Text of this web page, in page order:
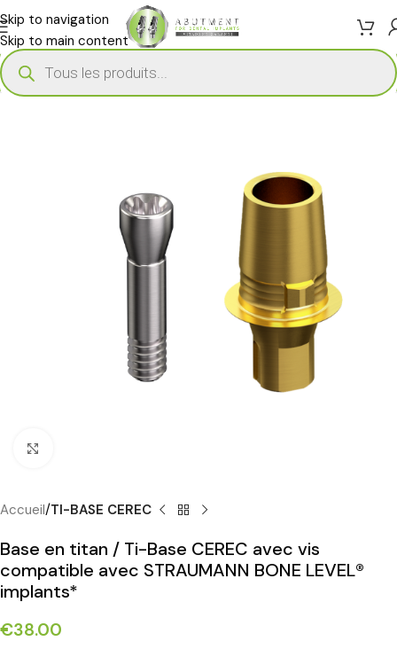
Skip to navigation
Skip to main content
Accueil TI-BASE CEREC
Base en titan / Ti-Base CEREC avec vis
compatible avec STRAUMANN BONE LEVEL®
implants*
€38.00